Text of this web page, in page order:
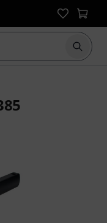
Börja
kundbetyg